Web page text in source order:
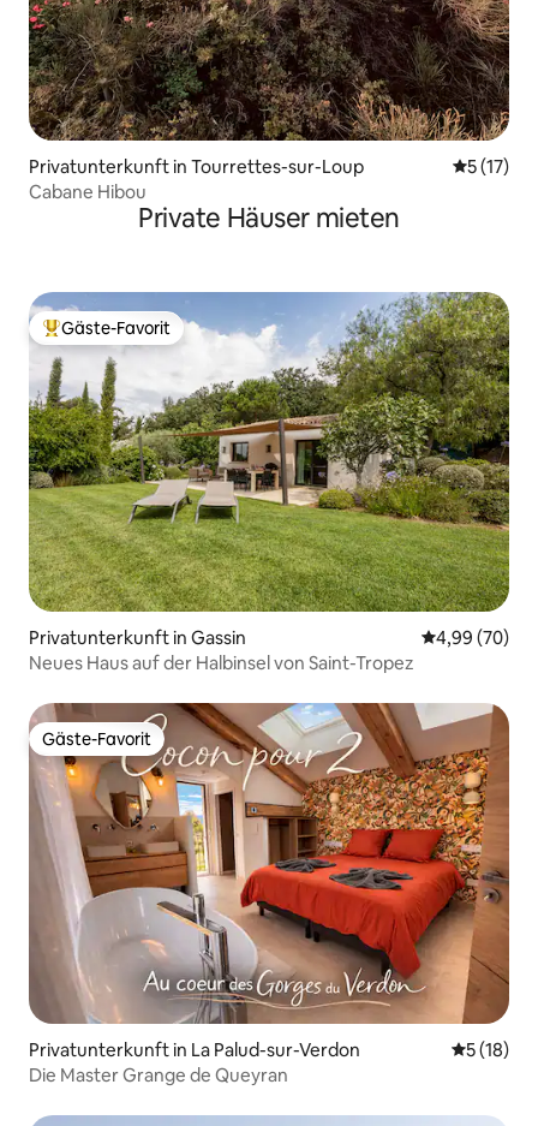
Privatunterkunft in Tourrettes-sur-Loup
5 (17)
Cabane Hibou
Private Häuser mieten
Beliebter Gäste-Favorit.
Gäste-Favorit
Privatunterkunft in Gassin
4,99 (70)
Neues Haus auf der Halbinsel von Saint-Tropez
Gäste-Favorit
Gäste-Favorit
Privatunterkunft in La Palud-sur-Verdon
5 (18)
Die Master Grange de Queyran